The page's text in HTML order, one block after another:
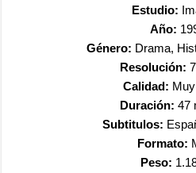
Estudio:
Año:
Género: Drama,
Resolución:
Calidad:
Duración: 47
Subtitulos:
Formato:
Peso: